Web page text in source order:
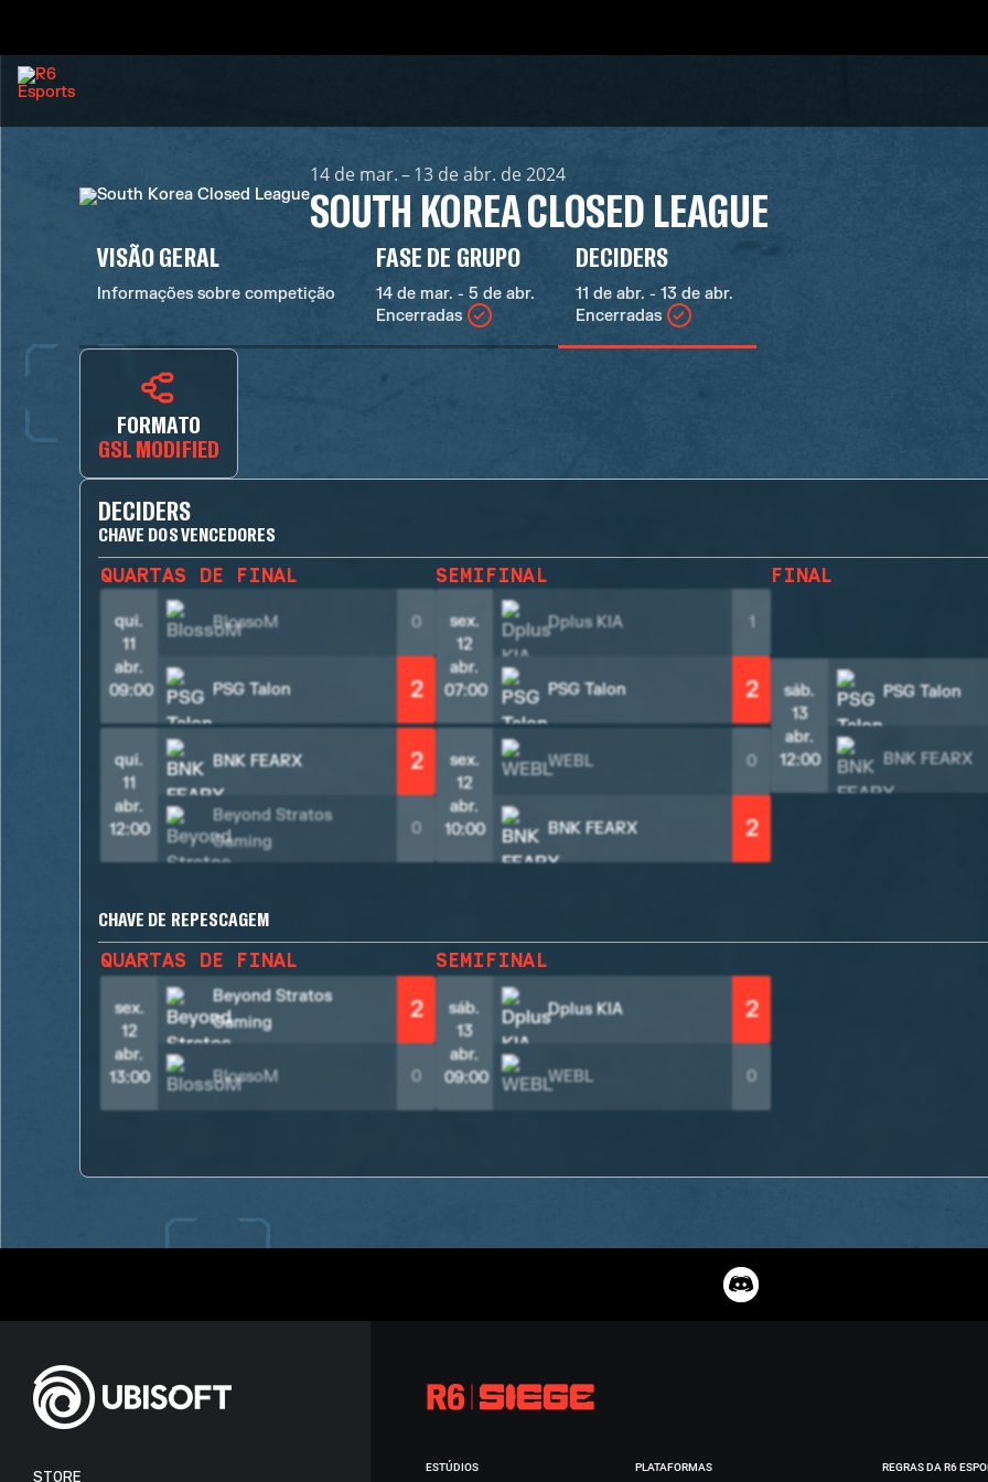
14 de mar. – 13 de abr. de 2024
SOUTH KOREA CLOSED LEAGUE
VISÃO GERAL
Informações sobre competição
FASE DE GRUPO
14 de mar. - 5 de abr.
Encerradas
DECIDERS
11 de abr. - 13 de abr.
Encerradas
FORMATO
GSL MODIFIED
DECIDERS
CHAVE DOS VENCEDORES
QUARTAS DE FINAL
qui.
11
abr.
09:00
BlossoM 0
PSG Talon 2
qui.
11
abr.
12:00
BNK FEARX 2
Beyond Stratos
Gaming
0
SEMIFINAL
sex.
12
abr.
07:00
Dplus KIA 1
PSG Talon 2
sex.
12
abr.
10:00
WEBL 0
BNK FEARX 2
FINAL
sáb.
13
abr.
12:00
PSG Talon
BNK FEARX
CHAVE DE REPESCAGEM
QUARTAS DE FINAL
sex.
12
abr.
13:00
Beyond Stratos
Gaming
2
BlossoM 0
SEMIFINAL
sáb.
13
abr.
09:00
Dplus KIA 2
WEBL 0
STORE
ESTÚDIOS PLATAFORMAS REGRAS DA R6